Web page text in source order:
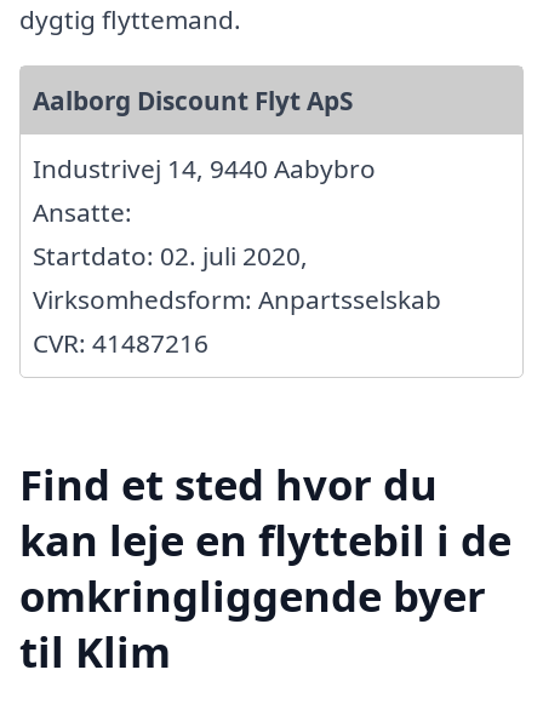
dygtig flyttemand.
Aalborg Discount Flyt ApS
Industrivej 14, 9440 Aabybro
Ansatte:
Startdato: 02. juli 2020,
Virksomhedsform: Anpartsselskab
CVR: 41487216
Find et sted hvor du
kan leje en flyttebil i de
omkringliggende byer
til Klim